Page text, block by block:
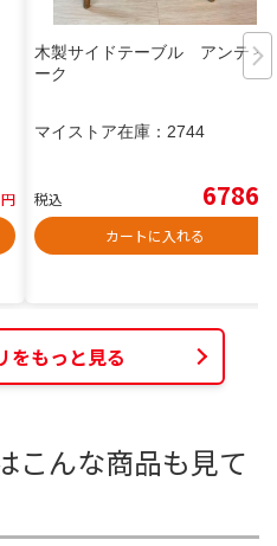
円
木製サイドテーブル アンティ
ーク
マイストア在庫： 2744
税込 6786
カートに入れる
をもっと見る
こんな商品も見て